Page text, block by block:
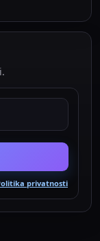
privatnosti